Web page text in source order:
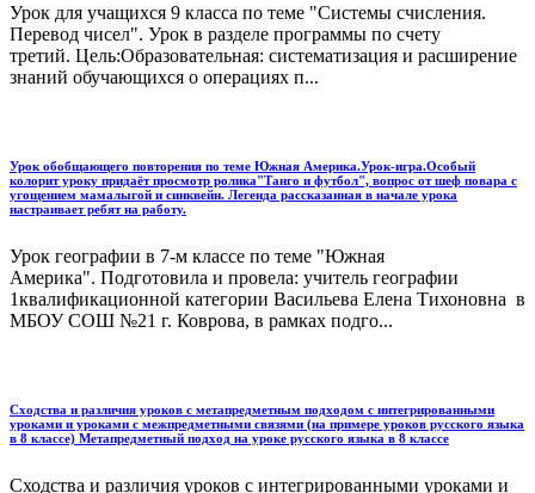
Урок для учащихся 9 класса по теме "Системы счисления.
Перевод чисел". Урок в разделе программы по счету
третий. Цель:Образовательная: систематизация и расширение
знаний обучающихся о операциях п...
Урок обобщающего повторения по теме Южная Америка.Урок-игра.Особый
колорит уроку придаёт просмотр ролика"Танго и футбол", вопрос от шеф повара с
угощением мамалыгой и синквейн. Легенда рассказанная в начале урока
настраивает ребят на работу.
Урок географии в 7-м классе по теме "Южная
Америка". Подготовила и провела: учитель географии
1квалификационной категории Васильева Елена Тихоновна в
МБОУ СОШ №21 г. Коврова, в рамках подго...
Сходства и различия уроков с метапредметным подходом с интегрированными
уроками и уроками с межпредметными связями (на примере уроков русского языка
в 8 классе) Метапредметный подход на уроке русского языка в 8 классе
Сходства и различия уроков с интегрированными уроками и